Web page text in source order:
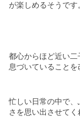
が楽しめるそうです
都心からほど近い
息づいていることを
忙しい日常の中で
さを思い出させてく